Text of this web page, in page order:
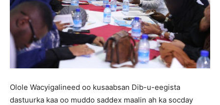
Olole Wacyigalineed oo kusaabsan Dib-u-eegista
dastuurka kaa oo muddo saddex maalin ah ka socday